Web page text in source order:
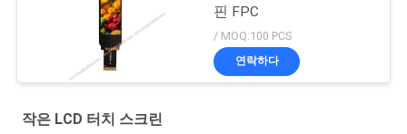
핀 FPC
/ MOQ:100 PCS
연락하다
작은 LCD 터치 스크린